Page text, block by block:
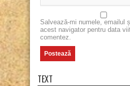
Salvează-mi numele, emailul
acest navigator pentru data
comentez.
TEXT